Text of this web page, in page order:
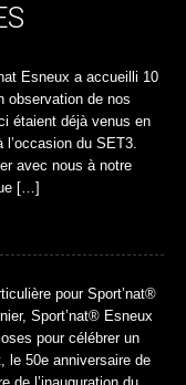
Esneux a accueilli 10
observation de nos
étaient déjà venus en
l’occasion du SET3.
avec nous à notre
[…]
pour Sport’nat®
Sport’nat® Esneux
pour célébrer un
le 50e anniversaire de